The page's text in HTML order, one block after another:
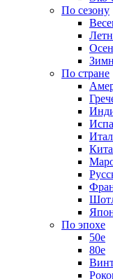
По сезону
По стране
По эпохе
50е
80е